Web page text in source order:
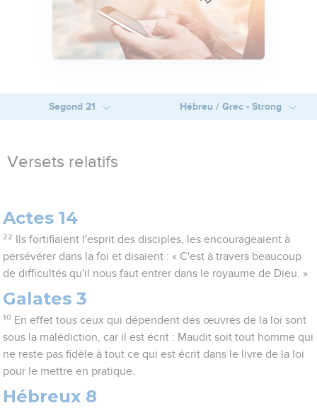
Segond 21 Hébreu / Grec - Strong
Versets relatifs
Actes 14
22
Ils fortifiaient l'esprit des disciples, les encourageaient à
persévérer dans la foi et disaient : « C'est à travers beaucoup
de difficultés qu'il nous faut entrer dans le royaume de Dieu. »
Galates 3
10 En effet tous ceux qui dépendent des œuvres de la loi sont
sous la malédiction, car il est écrit : Maudit soit tout homme qui
ne reste pas fidèle à tout ce qui est écrit dans le livre de la loi
pour le mettre en pratique.
Hébreux 8